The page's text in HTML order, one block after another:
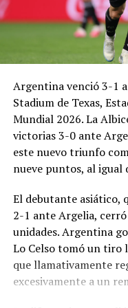
Argentina venció 3-1
Stadium de Texas,
Mundial 2026. La
victorias 3-0 ante
este nuevo triunfo
nueve puntos, al igual
El debutante asiático,
2-1 ante Argelia,
unidades. Argentina
Lo Celso tomó un tiro
que llamativamente
excesivamente a un